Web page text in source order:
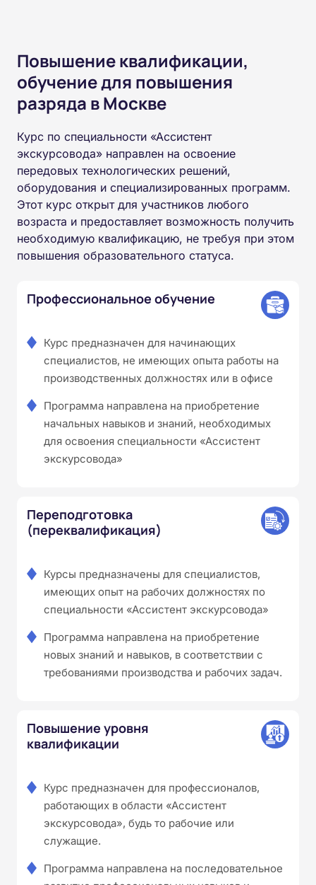
Повышение квалификации,
обучение для повышения
разряда в Москве
Курс по специальности «Ассистент
экскурсовода» направлен на освоение
передовых технологических решений,
оборудования и специализированных программ.
Этот курс открыт для участников любого
возраста и предоставляет возможность получить
необходимую квалификацию, не требуя при этом
повышения образовательного статуса.
Профессиональное обучение
Курс предназначен для начинающих
специалистов, не имеющих опыта работы на
производственных должностях или в офисе
Программа направлена на приобретение
начальных навыков и знаний, необходимых
для освоения специальности «Ассистент
экскурсовода»
Переподготовка
(переквалификация)
Курсы предназначены для специалистов,
имеющих опыт на рабочих должностях по
специальности «Ассистент экскурсовода»
Программа направлена на приобретение
новых знаний и навыков, в соответствии с
требованиями производства и рабочих задач.
Повышение уровня
квалификации
Курс предназначен для профессионалов,
работающих в области «Ассистент
экскурсовода», будь то рабочие или
служащие.
Программа направлена на последовательное